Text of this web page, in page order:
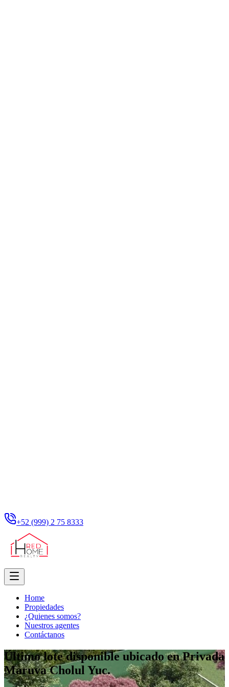
+52 (999) 2 75 8333
Home
Propiedades
¿Quienes somos?
Nuestros agentes
Contáctanos
Último lote disponible ubicado en Privada
Maruva Cholul Yuc.